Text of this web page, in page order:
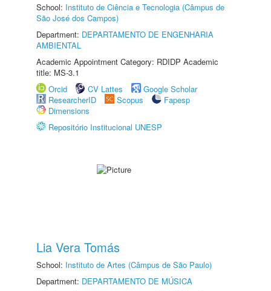
School: Instituto de Ciência e Tecnologia (Câmpus de
São José dos Campos)
Department: DEPARTAMENTO DE ENGENHARIA
AMBIENTAL
Academic Appointment Category: RDIDP Academic
title: MS-3.1
Orcid
CV Lattes
Google Scholar
ResearcherID
Scopus
Fapesp
Dimensions
Repositório Institucional UNESP
Lia Vera Tomás
School: Instituto de Artes (Câmpus de São Paulo)
Department: DEPARTAMENTO DE MÚSICA